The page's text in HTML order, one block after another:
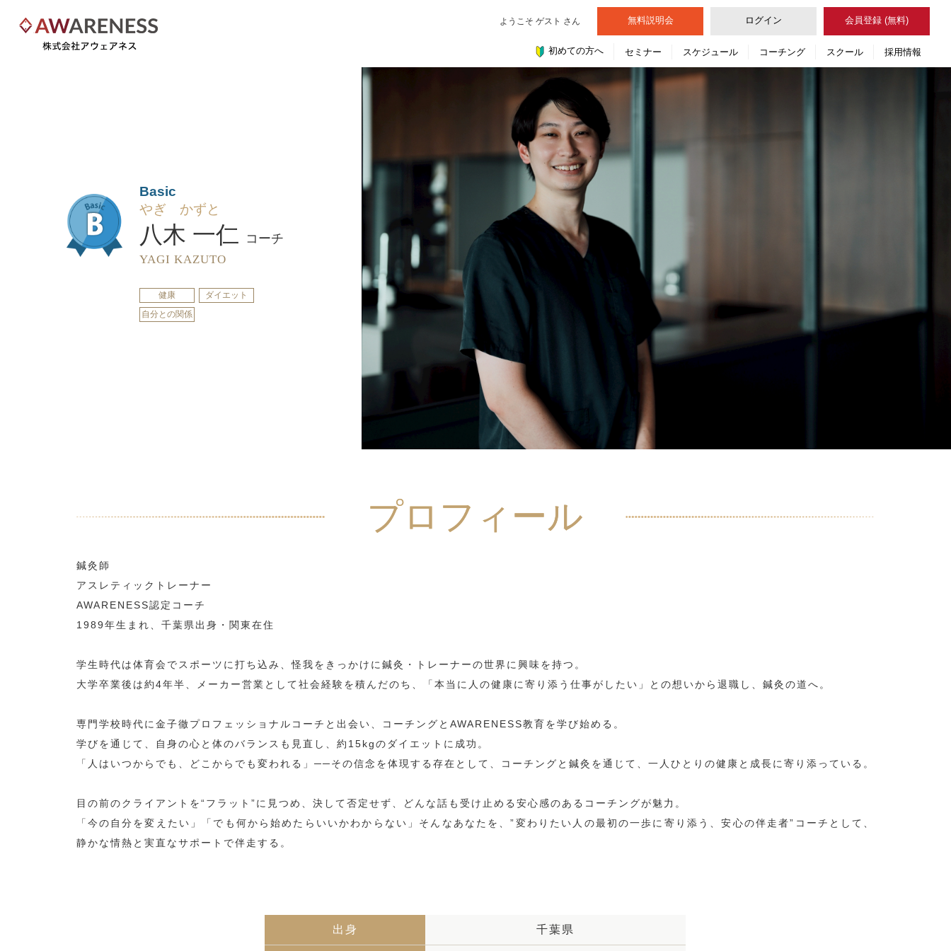
ようこそ ゲスト さん 無料説明会 ログイン 会員登録 (無料)
初めての方へ セミナー スケジュール コーチング スクール 採用情報
Basic
やぎ かずと
八木 一仁 コーチ
YAGI KAZUTO
健康
ダイエット
自分との関係
プロフィール
鍼灸師
アスレティックトレーナー
AWARENESS認定コーチ
1989年生まれ、千葉県出身・関東在住
学生時代は体育会でスポーツに打ち込み、怪我をきっかけに鍼灸・トレーナーの世界に興味を持つ。
大学卒業後は約4年半、メーカー営業として社会経験を積んだのち、「本当に人の健康に寄り添う仕事がしたい」との想いから退職し、鍼灸の道へ。
専門学校時代に金子徹プロフェッショナルコーチと出会い、コーチングとAWARENESS教育を学び始める。
学びを通じて、自身の心と体のバランスも見直し、約15kgのダイエットに成功。
「人はいつからでも、どこからでも変われる」──その信念を体現する存在として、コーチングと鍼灸を通じて、一人ひとりの健康と成長に寄り添っている。
目の前のクライアントを“フラット”に見つめ、決して否定せず、どんな話も受け止める安心感のあるコーチングが魅力。
「今の自分を変えたい」「でも何から始めたらいいかわからない」そんなあなたを、”変わりたい人の最初の一歩に寄り添う、安心の伴走者”コーチとして、
静かな情熱と実直なサポートで伴走する。
出身 千葉県